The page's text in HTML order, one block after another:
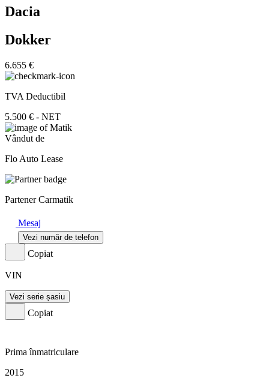
Dacia
Dokker
6.655 €
TVA Deductibil
5.500 € - NET
Vândut de
Flo Auto Lease
Partener Carmatik
Mesaj
Vezi număr de telefon
Copiat
VIN
Vezi serie șasiu
Copiat
Prima înmatriculare
2015